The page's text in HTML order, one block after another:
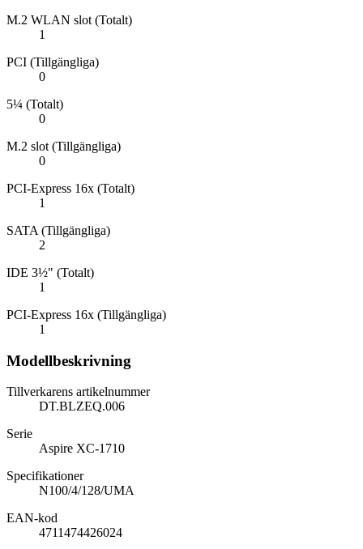
M.2 WLAN slot (Totalt)
1
PCI (Tillgängliga)
0
5¼ (Totalt)
0
M.2 slot (Tillgängliga)
0
PCI-Express 16x (Totalt)
1
SATA (Tillgängliga)
2
IDE 3½" (Totalt)
1
PCI-Express 16x (Tillgängliga)
1
Modellbeskrivning
Tillverkarens artikelnummer
DT.BLZEQ.006
Serie
Aspire XC-1710
Specifikationer
N100/4/128/UMA
EAN-kod
4711474426024